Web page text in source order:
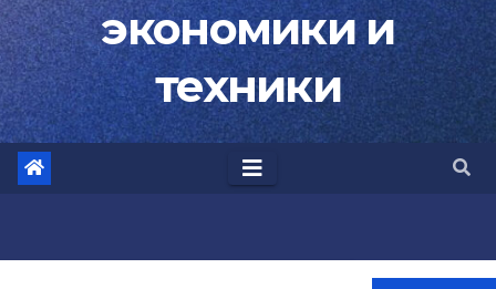
экономики и
техники